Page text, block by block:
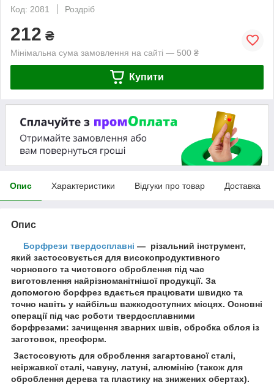
Код: 2081
Роздріб
212 ₴
Мінімальна сума замовлення на сайті — 500 ₴
Купити
Опис Характеристики Відгуки про товар Доставка
Опис
Борфрези твердосплавні — різальний інструмент,
який застосовується для високопродуктивного
чорнового та чистового оброблення під час
виготовлення найрізноманітнішої продукції. За
допомогою борфрез вдається працювати швидко та
точно навіть у найбільш важкодоступних місцях. Основні
операції під час роботи твердосплавними
борфрезами: зачищення зварних швів, обробка облоя із
заготовок, пресформ.
Застосовують для оброблення загартованої сталі,
неіржавкої сталі, чавуну, латуні, алюмінію (також для
оброблення дерева та пластику на знижених обертах).